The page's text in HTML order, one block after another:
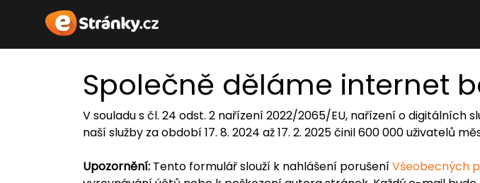
Společně děláme internet
V souladu s čl. 24 odst. 2 nařízení 2022/2065/EU, nařízení o
naší služby za období 17. 8. 2024 až 17. 2. 2025 činil 600 000 uživatelů
Upozornění: Tento formulář slouží k nahlášení porušeníVšeobecných